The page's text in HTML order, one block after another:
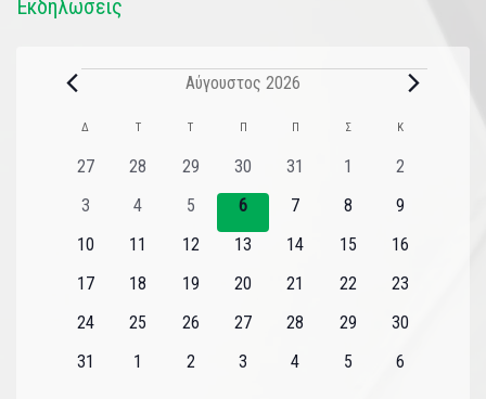
Εκδηλώσεις
Αύγουστος 2026
Ημερολόγιο
του
Εκδηλώσεις
Δ Τ Τ Π Π Σ Κ
0
27
0
28
0
εκδηλώσεις
29
0
εκδηλώσεις
30
0
31
01
0
2
0
3
0
εκδηλώσεις
4
0
εκδηλώσεις
5
0
εκδηλώσεις
6
0
7
0
8
0
9
0
10
0
11
0
12
0
13
0
14
0
15
0
16
0
17
0
18
0
19
0
20
0
21
0
22
0
23
0
24
0
25
0
26
0
27
0
28
0
29
0
30
0
31
0
1
0
2
0
3
0
4
0
5
0
6